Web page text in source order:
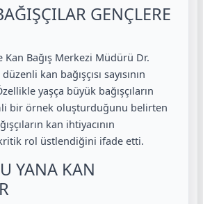
GENÇLERE
Kan Bağış Merkezi Müdürü Dr.
kan bağışçısı sayısının
yaşça büyük bağışçıların
bir örnek oluşturduğunu belirten
kan ihtiyacının
rol üstlendiğini ifade etti.
YANA KAN